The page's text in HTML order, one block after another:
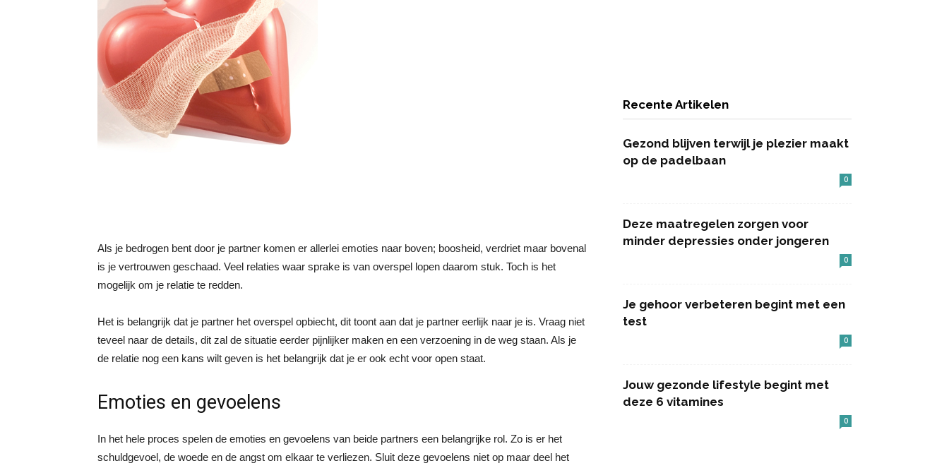
Als je bedrogen bent door je partner komen er allerlei emoties naar boven; boosheid, verdriet maar bovenal
is je vertrouwen geschaad. Veel relaties waar sprake is van overspel lopen daarom stuk. Toch is het
mogelijk om je relatie te redden.
Het is belangrijk dat je partner het overspel opbiecht, dit toont aan dat je partner eerlijk naar je is. Vraag niet
teveel naar de details, dit zal de situatie eerder pijnlijker maken en een verzoening in de weg staan. Als je
de relatie nog een kans wilt geven is het belangrijk dat je er ook echt voor open staat.
Emoties en gevoelens
In het hele proces spelen de emoties en gevoelens van beide partners een belangrijke rol. Zo is er het
schuldgevoel, de woede en de angst om elkaar te verliezen. Sluit deze gevoelens niet op maar deel het
Recente Artikelen
Gezond blijven terwijl je plezier maakt
op de padelbaan
0
Deze maatregelen zorgen voor
minder depressies onder jongeren
0
Je gehoor verbeteren begint met een
test
0
Jouw gezonde lifestyle begint met
deze 6 vitamines
0